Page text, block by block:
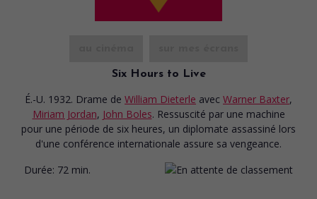
Six Hours to Live
É.-U. 1932. Drame de William Dieterle avec Warner Baxter,
Miriam Jordan, John Boles. Ressuscité par une machine
pour une période de six heures, un diplomate assassiné lors
d'une conférence internationale assure sa vengeance.
Durée: 72 min.